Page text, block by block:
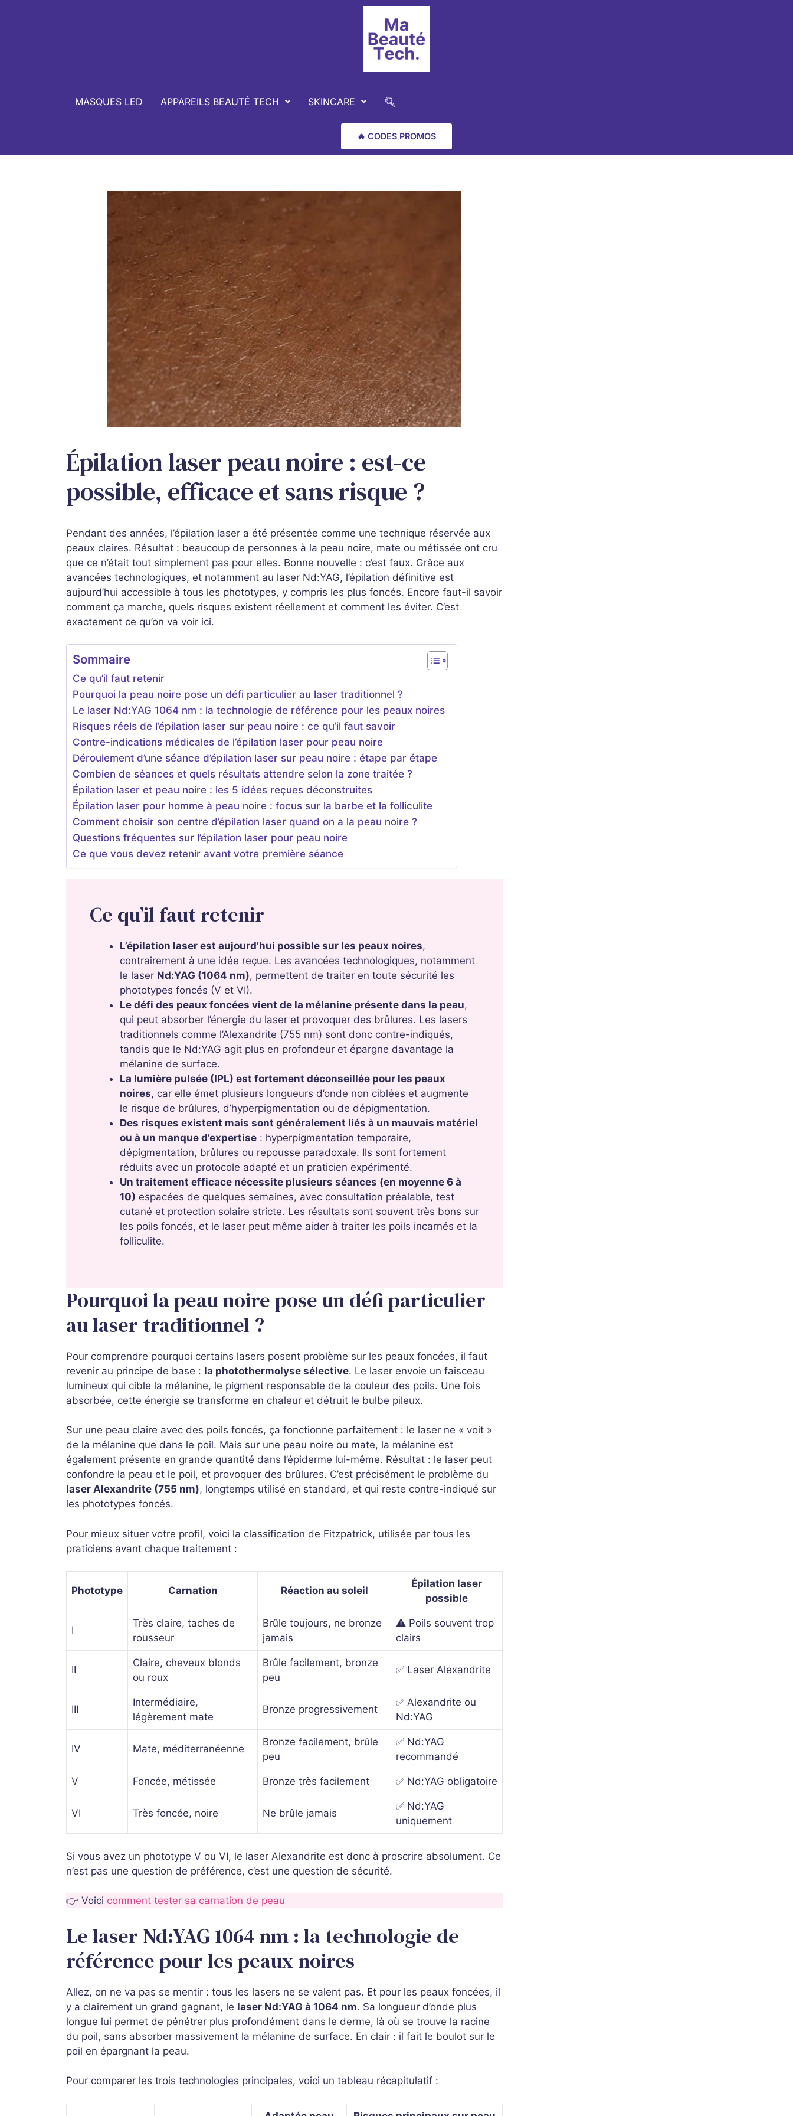
MASQUES LED APPAREILS BEAUTÉ TECH SKINCARE
🔥 CODES PROMOS
Épilation laser peau noire : est-ce
possible, efficace et sans risque ?
Pendant des années, l’épilation laser a été présentée comme une technique réservée aux
peaux claires. Résultat : beaucoup de personnes à la peau noire, mate ou métissée ont cru
que ce n’était tout simplement pas pour elles. Bonne nouvelle : c’est faux. Grâce aux
avancées technologiques, et notamment au laser Nd:YAG, l’épilation définitive est
aujourd’hui accessible à tous les phototypes, y compris les plus foncés. Encore faut-il savoir
comment ça marche, quels risques existent réellement et comment les éviter. C’est
exactement ce qu’on va voir ici.
Sommaire
Ce qu’il faut retenir
Pourquoi la peau noire pose un défi particulier au laser traditionnel ?
Le laser Nd:YAG 1064 nm : la technologie de référence pour les peaux noires
Risques réels de l’épilation laser sur peau noire : ce qu’il faut savoir
Contre-indications médicales de l’épilation laser pour peau noire
Déroulement d’une séance d’épilation laser sur peau noire : étape par étape
Combien de séances et quels résultats attendre selon la zone traitée ?
Épilation laser et peau noire : les 5 idées reçues déconstruites
Épilation laser pour homme à peau noire : focus sur la barbe et la folliculite
Comment choisir son centre d’épilation laser quand on a la peau noire ?
Questions fréquentes sur l’épilation laser pour peau noire
Ce que vous devez retenir avant votre première séance
Ce qu’il faut retenir
L’épilation laser est aujourd’hui possible sur les peaux noires,
contrairement à une idée reçue. Les avancées technologiques, notamment
le laser Nd:YAG (1064 nm), permettent de traiter en toute sécurité les
phototypes foncés (V et VI).
Le défi des peaux foncées vient de la mélanine présente dans la peau,
qui peut absorber l’énergie du laser et provoquer des brûlures. Les lasers
traditionnels comme l’Alexandrite (755 nm) sont donc contre-indiqués,
tandis que le Nd:YAG agit plus en profondeur et épargne davantage la
mélanine de surface.
La lumière pulsée (IPL) est fortement déconseillée pour les peaux
noires, car elle émet plusieurs longueurs d’onde non ciblées et augmente
le risque de brûlures, d’hyperpigmentation ou de dépigmentation.
Des risques existent mais sont généralement liés à un mauvais matériel
ou à un manque d’expertise : hyperpigmentation temporaire,
dépigmentation, brûlures ou repousse paradoxale. Ils sont fortement
réduits avec un protocole adapté et un praticien expérimenté.
Un traitement efficace nécessite plusieurs séances (en moyenne 6 à
10) espacées de quelques semaines, avec consultation préalable, test
cutané et protection solaire stricte. Les résultats sont souvent très bons sur
les poils foncés, et le laser peut même aider à traiter les poils incarnés et la
folliculite.
Pourquoi la peau noire pose un défi particulier
au laser traditionnel ?
Pour comprendre pourquoi certains lasers posent problème sur les peaux foncées, il faut
revenir au principe de base : la photothermolyse sélective. Le laser envoie un faisceau
lumineux qui cible la mélanine, le pigment responsable de la couleur des poils. Une fois
absorbée, cette énergie se transforme en chaleur et détruit le bulbe pileux.
Sur une peau claire avec des poils foncés, ça fonctionne parfaitement : le laser ne « voit »
de la mélanine que dans le poil. Mais sur une peau noire ou mate, la mélanine est
également présente en grande quantité dans l’épiderme lui-même. Résultat : le laser peut
confondre la peau et le poil, et provoquer des brûlures. C’est précisément le problème du
laser Alexandrite (755 nm), longtemps utilisé en standard, et qui reste contre-indiqué sur
les phototypes foncés.
Pour mieux situer votre profil, voici la classification de Fitzpatrick, utilisée par tous les
praticiens avant chaque traitement :
Phototype Carnation Réaction au soleil
Épilation laser
possible
I
Très claire, taches de
rousseur
Brûle toujours, ne bronze
jamais
⚠️ Poils souvent trop
clairs
II
Claire, cheveux blonds
ou roux
Brûle facilement, bronze
peu
✅ Laser Alexandrite
III
Intermédiaire,
légèrement mate
Bronze progressivement
✅ Alexandrite ou
Nd:YAG
IV Mate, méditerranéenne
Bronze facilement, brûle
peu
✅ Nd:YAG
recommandé
V Foncée, métissée Bronze très facilement ✅ Nd:YAG obligatoire
VI Très foncée, noire Ne brûle jamais
✅ Nd:YAG
uniquement
Si vous avez un phototype V ou VI, le laser Alexandrite est donc à proscrire absolument. Ce
n’est pas une question de préférence, c’est une question de sécurité.
👉 Voici comment tester sa carnation de peau
Le laser Nd:YAG 1064 nm : la technologie de
référence pour les peaux noires
Allez, on ne va pas se mentir : tous les lasers ne se valent pas. Et pour les peaux foncées, il
y a clairement un grand gagnant, le laser Nd:YAG à 1064 nm. Sa longueur d’onde plus
longue lui permet de pénétrer plus profondément dans le derme, là où se trouve la racine
du poil, sans absorber massivement la mélanine de surface. En clair : il fait le boulot sur le
poil en épargnant la peau.
Pour comparer les trois technologies principales, voici un tableau récapitulatif :